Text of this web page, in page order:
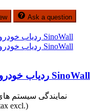
Ask a question
ردیاب خودروی چیرکار مدل SinoWall
نمایندگی سیستم
excl.)